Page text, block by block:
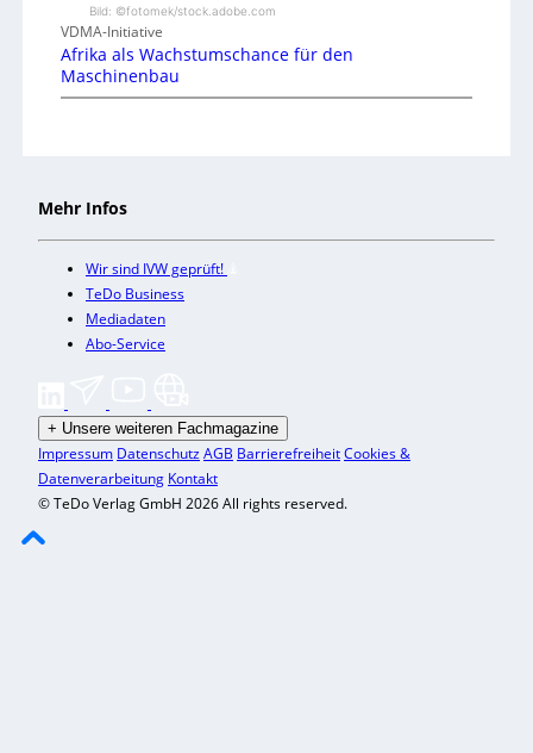
Bild: ©fotomek/stock.adobe.com
VDMA-Initiative
Afrika als Wachstumschance für den
Maschinenbau
Mehr Infos
Wir sind IVW geprüft!
TeDo Business
Mediadaten
Abo-Service
+ Unsere weiteren Fachmagazine
Impressum DatenschutzAGB BarrierefreiheitCookies &
Datenverarbeitung Kontakt
© TeDo Verlag GmbH 2026 All rights reserved.